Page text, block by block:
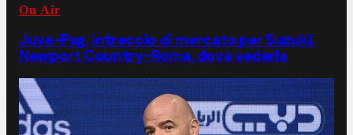
On Air
Juve-Psg, intreccio di mercato per Suzuki.
Newport Country-Roma, dove vederla